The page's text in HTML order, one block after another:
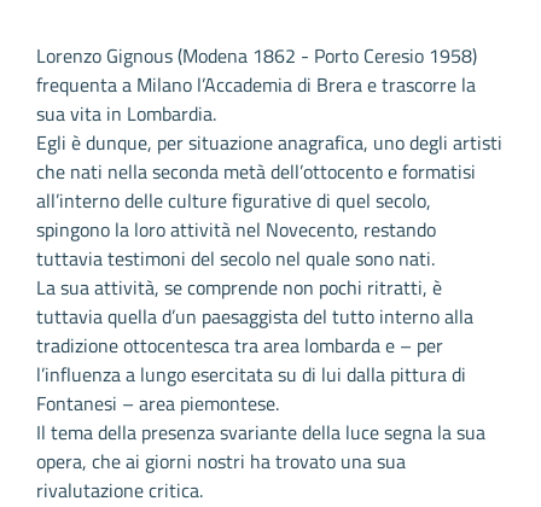
Lorenzo Gignous (Modena 1862 - Porto Ceresio 1958)
frequenta a Milano l’Accademia di Brera e trascorre la
sua vita in Lombardia.
Egli è dunque, per situazione anagrafica, uno degli artisti
che nati nella seconda metà dell’ottocento e formatisi
all’interno delle culture figurative di quel secolo,
spingono la loro attività nel Novecento, restando
tuttavia testimoni del secolo nel quale sono nati.
La sua attività, se comprende non pochi ritratti, è
tuttavia quella d’un paesaggista del tutto interno alla
tradizione ottocentesca tra area lombarda e – per
l’influenza a lungo esercitata su di lui dalla pittura di
Fontanesi – area piemontese.
Il tema della presenza svariante della luce segna la sua
opera, che ai giorni nostri ha trovato una sua
rivalutazione critica.